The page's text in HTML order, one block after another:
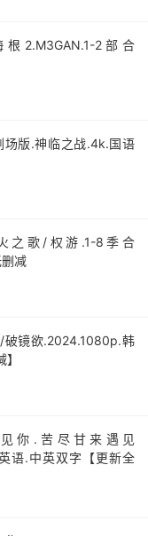
2.M3GAN.1-2部合
版.神临之战.4k.国语
之歌/权游.1-8季合
减
镜欲.2024.1080p.韩
你.苦尽甘来遇见
语.中英双字【更新全